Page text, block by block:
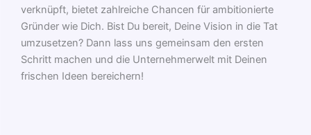
verknüpft, bietet zahlreiche Chancen für ambitionierte
Gründer wie Dich. Bist Du bereit, Deine Vision in die Tat
umzusetzen? Dann lass uns gemeinsam den ersten
Schritt machen und die Unternehmerwelt mit Deinen
frischen Ideen bereichern!